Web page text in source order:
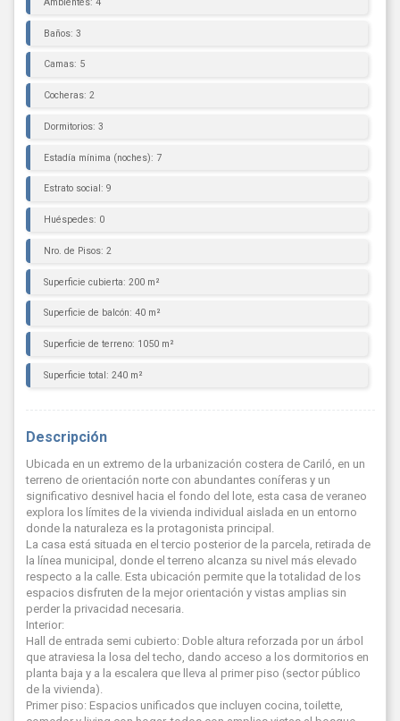
Baños: 3
Camas: 5
Cocheras: 2
Dormitorios: 3
Estadía mínima (noches): 7
Estrato social: 9
Huéspedes: 0
Nro. de Pisos: 2
Superficie cubierta: 200 m²
Superficie de balcón: 40 m²
Superficie de terreno: 1050 m²
Superficie total: 240 m²
Descripción
Ubicada en un extremo de la urbanización costera de Cariló, en un
terreno de orientación norte con abundantes coníferas y un
significativo desnivel hacia el fondo del lote, esta casa de veraneo
explora los límites de la vivienda individual aislada en un entorno
donde la naturaleza es la protagonista principal.
La casa está situada en el tercio posterior de la parcela, retirada de
la línea municipal, donde el terreno alcanza su nivel más elevado
respecto a la calle. Esta ubicación permite que la totalidad de los
espacios disfruten de la mejor orientación y vistas amplias sin
perder la privacidad necesaria.
Interior:
Hall de entrada semi cubierto: Doble altura reforzada por un árbol
que atraviesa la losa del techo, dando acceso a los dormitorios en
planta baja y a la escalera que lleva al primer piso (sector público
de la vivienda).
Primer piso: Espacios unificados que incluyen cocina, toilette,